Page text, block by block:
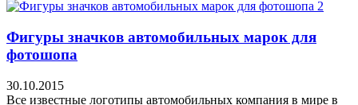
Фигуры значков автомобильных марок для
фотошопа
30.10.2015
Все известные логотипы автомобильных компания в мире в